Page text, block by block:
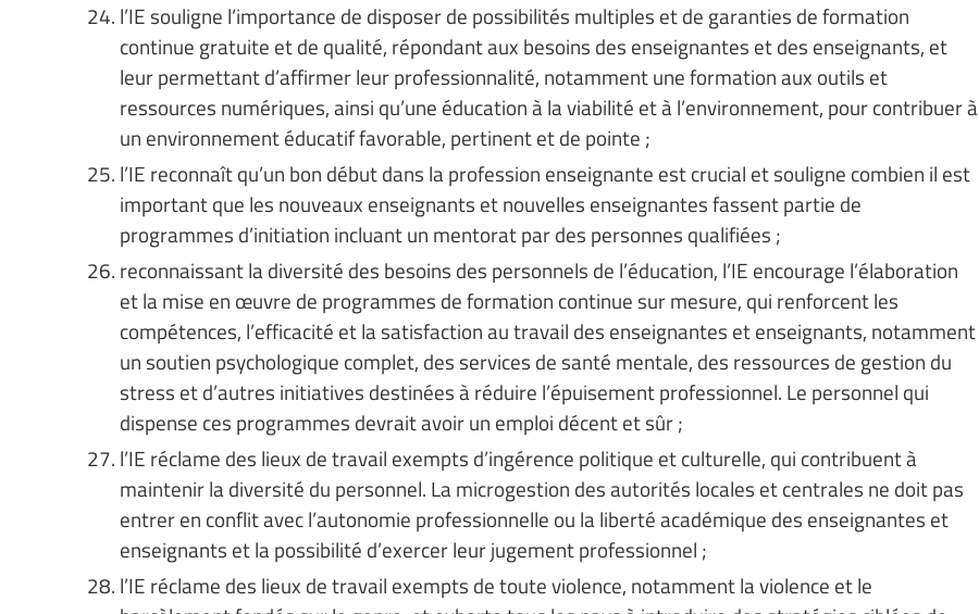
l’IE souligne l’importance de disposer de possibilités multiples et de garanties de formation
continue gratuite et de qualité, répondant aux besoins des enseignantes et des enseignants, et
leur permettant d’affirmer leur professionnalité, notamment une formation aux outils et
ressources numériques, ainsi qu’une éducation à la viabilité et à l’environnement, pour contribuer à
un environnement éducatif favorable, pertinent et de pointe ;
l’IE reconnaît qu’un bon début dans la profession enseignante est crucial et souligne combien il est
important que les nouveaux enseignants et nouvelles enseignantes fassent partie de
programmes d’initiation incluant un mentorat par des personnes qualifiées ;
reconnaissant la diversité des besoins des personnels de l’éducation, l’IE encourage l’élaboration
et la mise en œuvre de programmes de formation continue sur mesure, qui renforcent les
compétences, l’efficacité et la satisfaction au travail des enseignantes et enseignants, notamment
un soutien psychologique complet, des services de santé mentale, des ressources de gestion du
stress et d’autres initiatives destinées à réduire l’épuisement professionnel. Le personnel qui
dispense ces programmes devrait avoir un emploi décent et sûr ;
l’IE réclame des lieux de travail exempts d’ingérence politique et culturelle, qui contribuent à
maintenir la diversité du personnel. La microgestion des autorités locales et centrales ne doit pas
entrer en conflit avec l’autonomie professionnelle ou la liberté académique des enseignantes et
enseignants et la possibilité d’exercer leur jugement professionnel ;
l’IE réclame des lieux de travail exempts de toute violence, notamment la violence et le